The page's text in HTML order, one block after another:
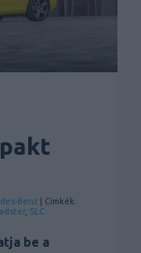
Benz | Címkék:
, SLC
be a